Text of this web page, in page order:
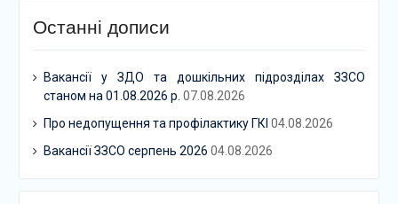
Останні дописи
Вакансії у ЗДО та дошкільних підрозділах ЗЗСО
станом на 01.08.2026 р. 07.08.2026
Про недопущення та профілактику ГКІ 04.08.2026
Вакансії ЗЗСО серпень 2026 04.08.2026